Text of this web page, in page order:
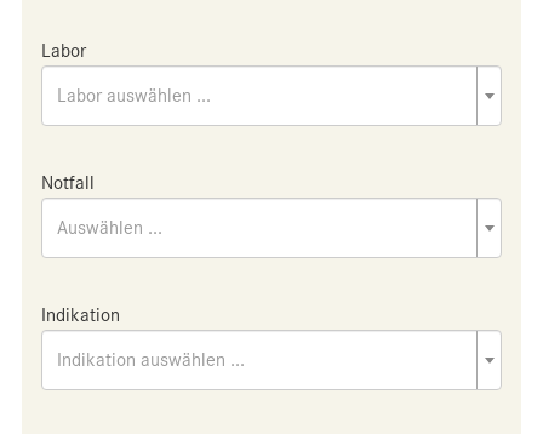
Labor
Labor auswählen ...
Notfall
Auswählen ...
Indikation
Indikation auswählen ...